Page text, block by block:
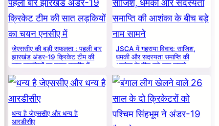
जेएससीए की बड़ी सफलता : पहली बार
झारखंड अंडर-19 क्रिकेट टीम की
सात लड़कियों का चयन एनसीए में
JSCA में गहराया विवाद: साजिश,
धमकी और सदस्यता समाप्ति की
आशंका के बीच बड़े नाम सामने
धन्य है जेएससीए और धन्य है
आरडीसीए